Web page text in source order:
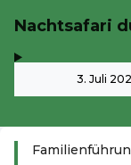
Nachtsafari
3. Juli